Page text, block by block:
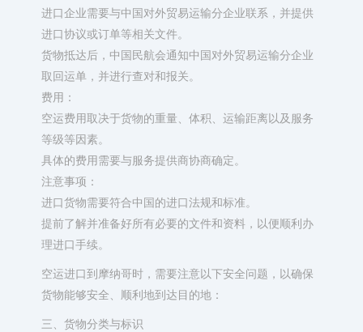
进口企业需要与中国对外贸易运输分企业联系，并提供
进口协议或订单等相关文件。
货物抵达后，中国民航会通知中国对外贸易运输分企业
取回运单，并进行查对和报关。
费用：
空运费用取决于货物的重量、体积、运输距离以及服务
等级等因素。
具体的费用需要与服务提供商协商确定。
注意事项：
进口货物需要符合中国的进口法规和标准。
提前了解并准备好所有必要的文件和资料，以便顺利办
理进口手续。
空运进口到摩纳哥时，需要注意以下安全问题，以确保
货物能够安全、顺利地到达目的地：
三、货物分类与标识